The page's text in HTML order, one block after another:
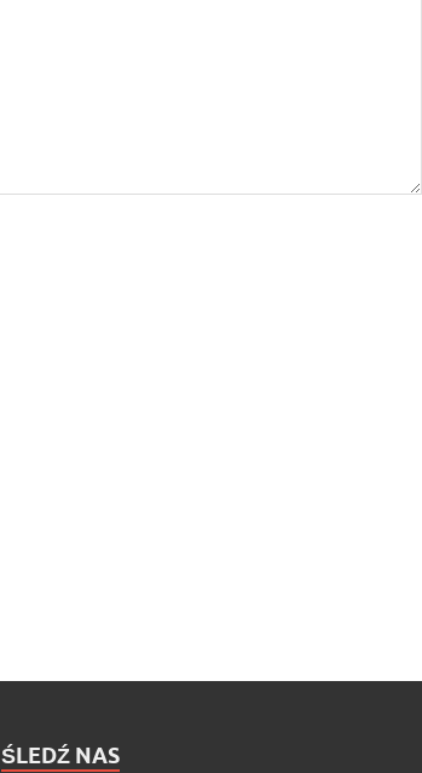
ŚLEDŹ NAS